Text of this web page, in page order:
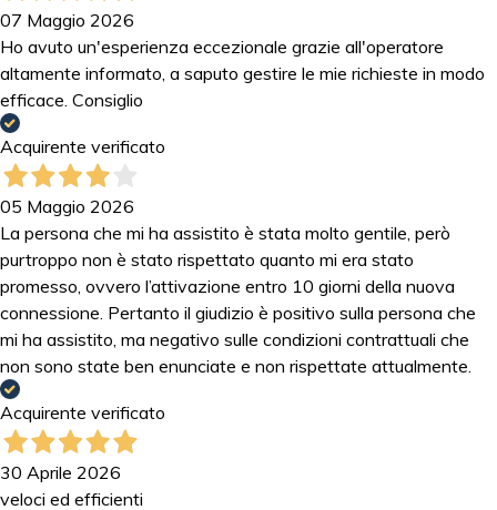
07 Maggio 2026
Ho avuto un'esperienza eccezionale grazie all'operatore
altamente informato, a saputo gestire le mie richieste in modo
efficace. Consiglio
Acquirente verificato
05 Maggio 2026
La persona che mi ha assistito è stata molto gentile, però
purtroppo non è stato rispettato quanto mi era stato
promesso, ovvero l’attivazione entro 10 giorni della nuova
connessione. Pertanto il giudizio è positivo sulla persona che
mi ha assistito, ma negativo sulle condizioni contrattuali che
non sono state ben enunciate e non rispettate attualmente.
Acquirente verificato
30 Aprile 2026
veloci ed efficienti